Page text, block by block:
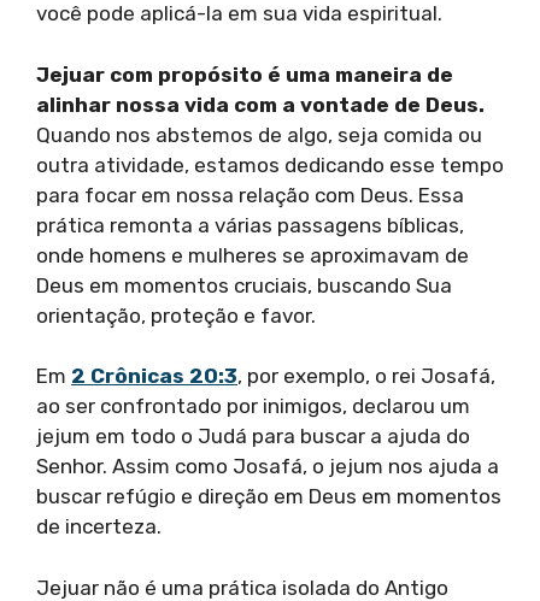
você pode aplicá-la em sua vida espiritual.
Jejuar com propósito é uma maneira de
alinhar nossa vida com a vontade de Deus.
Quando nos abstemos de algo, seja comida ou
outra atividade, estamos dedicando esse tempo
para focar em nossa relação com Deus. Essa
prática remonta a várias passagens bíblicas,
onde homens e mulheres se aproximavam de
Deus em momentos cruciais, buscando Sua
orientação, proteção e favor.
Em 2 Crônicas 20:3, por exemplo, o rei Josafá,
ao ser confrontado por inimigos, declarou um
jejum em todo o Judá para buscar a ajuda do
Senhor. Assim como Josafá, o jejum nos ajuda a
buscar refúgio e direção em Deus em momentos
de incerteza.
Jejuar não é uma prática isolada do Antigo